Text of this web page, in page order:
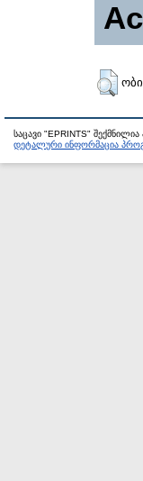
საცავი "EPRINTS"
დეტალური ინფორმაცია